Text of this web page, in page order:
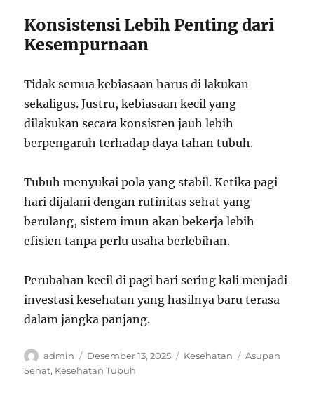
Konsistensi Lebih Penting dari
Kesempurnaan
Tidak semua kebiasaan harus di lakukan
sekaligus. Justru, kebiasaan kecil yang
dilakukan secara konsisten jauh lebih
berpengaruh terhadap daya tahan tubuh.
Tubuh menyukai pola yang stabil. Ketika pagi
hari dijalani dengan rutinitas sehat yang
berulang, sistem imun akan bekerja lebih
efisien tanpa perlu usaha berlebihan.
Perubahan kecil di pagi hari sering kali menjadi
investasi kesehatan yang hasilnya baru terasa
dalam jangka panjang.
Author
admin
Posted
on
Desember 13, 2025 Categories
Kesehatan Tags
Asupan
Sehat, Kesehatan Tubuh